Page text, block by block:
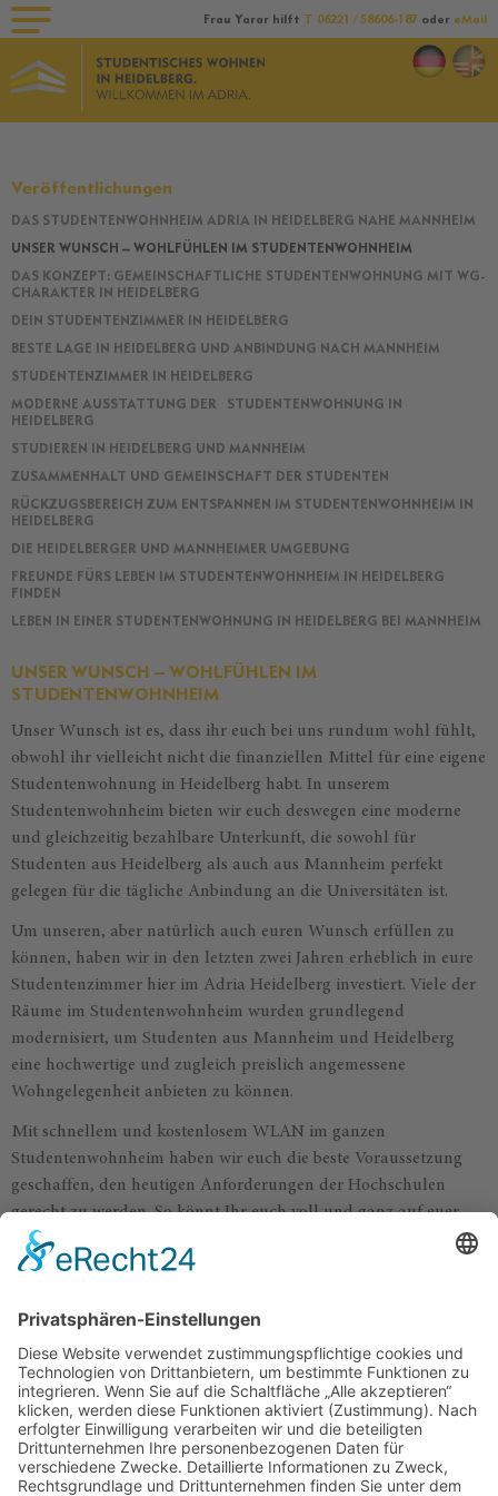
Veröffentlichungen
Navigation
überspringen
DAS STUDENTENWOHNHEIM ADRIA IN HEIDELBERG NAHE MANNHEIM
UNSER WUNSCH – WOHLFÜHLEN IM STUDENTENWOHNHEIM
DAS KONZEPT: GEMEINSCHAFTLICHE STUDENTENWOHNUNG MIT WG-
CHARAKTER IN HEIDELBERG
DEIN STUDENTENZIMMER IN HEIDELBERG
BESTE LAGE IN HEIDELBERG UND ANBINDUNG NACH MANNHEIM
STUDENTENZIMMER IN HEIDELBERG
MODERNE AUSSTATTUNG DER STUDENTENWOHNUNG IN
HEIDELBERG
STUDIEREN IN HEIDELBERG UND MANNHEIM
ZUSAMMENHALT UND GEMEINSCHAFT DER STUDENTEN
RÜCKZUGSBEREICH ZUM ENTSPANNEN IM STUDENTENWOHNHEIM IN
HEIDELBERG
DIE HEIDELBERGER UND MANNHEIMER UMGEBUNG
FREUNDE FÜRS LEBEN IM STUDENTENWOHNHEIM IN HEIDELBERG
FINDEN
LEBEN IN EINER STUDENTENWOHNUNG IN HEIDELBERG BEI MANNHEIM
UNSER WUNSCH – WOHLFÜHLEN IM
STUDENTENWOHNHEIM
Unser Wunsch ist es, dass ihr euch bei uns rundum wohl fühlt,
obwohl ihr vielleicht nicht die finanziellen Mittel für eine eigene
Studentenwohnung in Heidelberg habt. In unserem
Studentenwohnheim bieten wir euch deswegen eine moderne
und gleichzeitig bezahlbare Unterkunft, die sowohl für
Studenten aus Heidelberg als auch aus Mannheim perfekt
gelegen für die tägliche Anbindung an die Universitäten ist.
Um unseren, aber natürlich auch euren Wunsch erfüllen zu
können, haben wir in den letzten zwei Jahren erheblich in eure
Studentenzimmer hier im Adria Heidelberg investiert. Viele der
Räume im Studentenwohnheim wurden grundlegend
modernisiert, um Studenten aus Mannheim und Heidelberg
eine hochwertige und zugleich preislich angemessene
Wohngelegenheit anbieten zu können.
Mit schnellem und kostenlosem WLAN im ganzen
Studentenwohnheim haben wir euch die beste Voraussetzung
geschaffen, den heutigen Anforderungen der Hochschulen
gerecht zu werden. So könnt Ihr euch voll und ganz auf euer
Studium konzentrieren und bei allen Fragen zum Thema
Wohnen das Team vom Studentenwohnheim Adria ansprechen.
Studentenzimmer in Heidelberg gemeinschaftlich gut
aufgehoben fühlt. Deswegen verstehen wir uns als eine große
Studentenwohnung mit WG-Charakter, in der man sich in der
gemeinschaftlichen Küche und den im Erdgeschoss gelegenen
Gemeinschaftsräumen austauschen und zusammensetzen kann,
wie in einer WG. Bei uns im Studentenwohnheim lässt es sich
Frau Yarar hilft T 06221 / 58606-187 oder eMail